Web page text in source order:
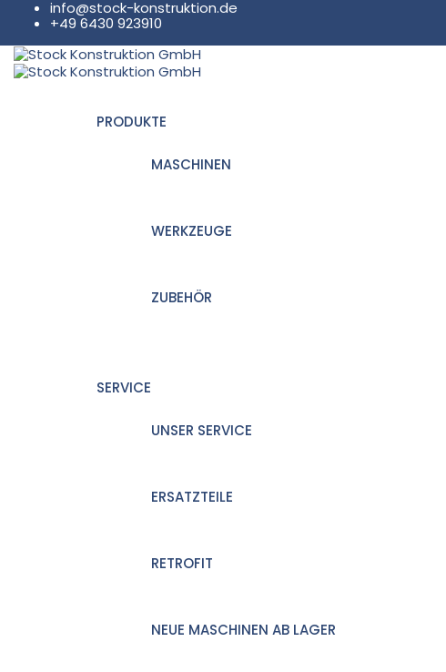
info@stock-konstruktion.de
+49 6430 923910
PRODUKTE
MASCHINEN
WERKZEUGE
ZUBEHÖR
SERVICE
UNSER SERVICE
ERSATZTEILE
RETROFIT
NEUE MASCHINEN AB LAGER